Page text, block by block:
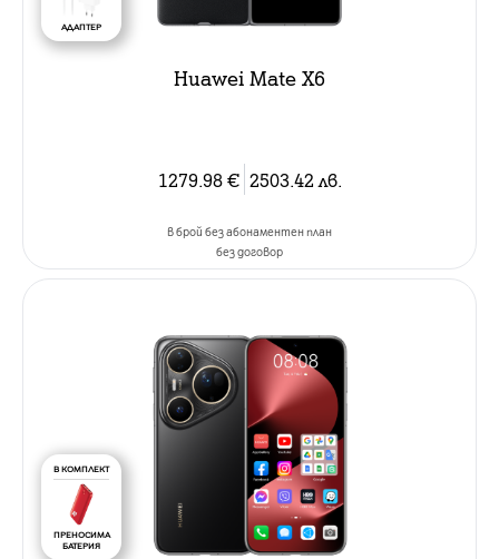
АДАПТЕР
Huawei Mate X6
1279.98 € 2503.42 лв.
в брой без абонаментен план
без договор
В КОМПЛЕКТ
ПРЕНОСИМА
БАТЕРИЯ